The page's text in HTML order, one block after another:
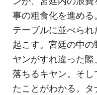
事の粗食化を進め
テーブルに並べら
起こす。宮廷の中
ヤンがすれ違った
落ちるキヤン。そ
たことがわかる。